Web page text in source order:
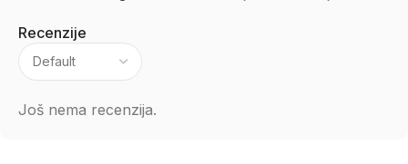
Recenzije
Još nema recenzija.